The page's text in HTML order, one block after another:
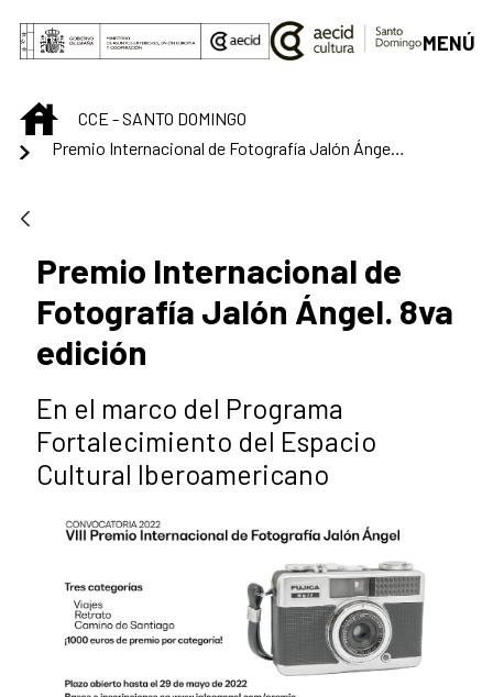
Saltar al contenido principal
MENÚ
INICIOCCE - SANTO DOMINGO
Premio Internacional de Fotografía Jalón Ángel. 8va edición
Premio Internacional de
Fotografía Jalón Ángel. 8va
edición
En el marco del Programa
Fortalecimiento del Espacio
Cultural Iberoamericano